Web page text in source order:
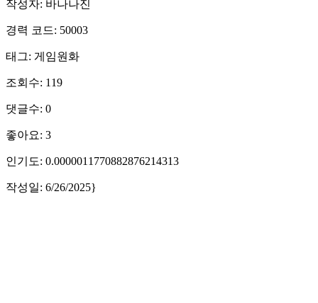
작성자: 바나나진
경력 코드: 50003
태그: 게임원화
조회수: 119
댓글수: 0
좋아요: 3
인기도: 0.0000011770882876214313
작성일: 6/26/2025}